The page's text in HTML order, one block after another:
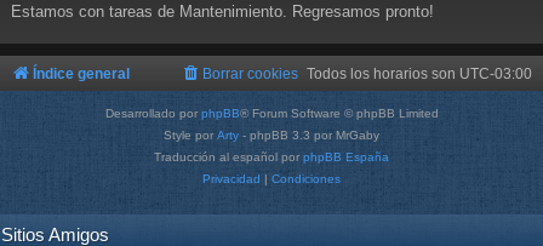
Estamos con tareas de Mantenimiento. Regresamos pronto!
Índice general Todos los horarios son UTC-03:00
Borrar cookies
Desarrollado por phpBB® Forum Software © phpBB Limited
Style por Arty - phpBB 3.3 por MrGaby
Traducción al español por phpBB España
Privacidad | Condiciones
Sitios Amigos